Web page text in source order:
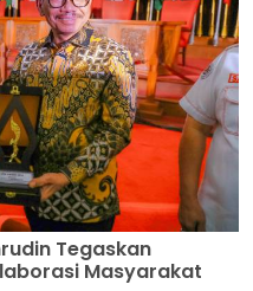
Tegaskan
Masyarakat